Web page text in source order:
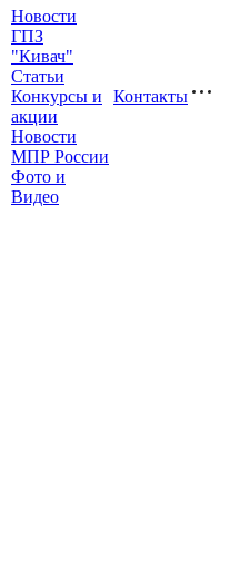
Новости
ГПЗ
"Кивач"
Статьи
Конкурсы и
акции
Новости
МПР России
Фото и
Видео
Контакты